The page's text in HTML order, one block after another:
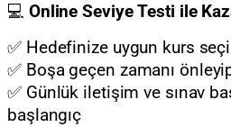
💻 Online Seviye Testi ile
✅ Hedefinize uygun kurs
✅ Boşa geçen zamanı
✅ Günlük iletişim ve sınav
başlangıç